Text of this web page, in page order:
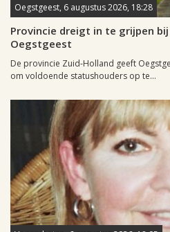
Oegstgeest, 6 augustus 2026, 18:28
Provincie dreigt in te grijpen
Oegstgeest
De provincie Zuid-Holland geeft
om voldoende statushouders op te...